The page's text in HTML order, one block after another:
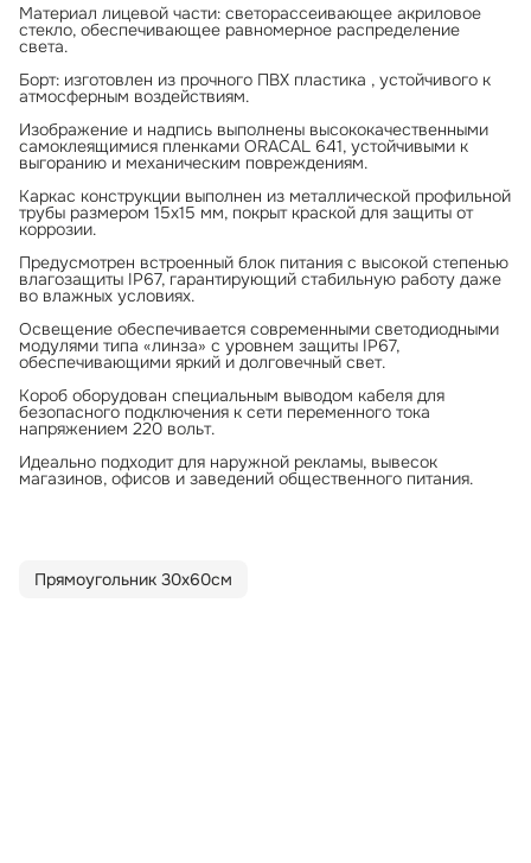
Материал лицевой части: светорассеивающее акриловое
стекло, обеспечивающее равномерное распределение
света.
Борт: изготовлен из прочного ПВХ пластика , устойчивого к
атмосферным воздействиям.
Изображение и надпись выполнены высококачественными
самоклеящимися пленками ORACAL 641, устойчивыми к
выгоранию и механическим повреждениям.
Каркас конструкции выполнен из металлической профильной
трубы размером 15x15 мм, покрыт краской для защиты от
коррозии.
Предусмотрен встроенный блок питания с высокой степенью
влагозащиты IP67, гарантирующий стабильную работу даже
во влажных условиях.
Освещение обеспечивается современными светодиодными
модулями типа «линза» с уровнем защиты IP67,
обеспечивающими яркий и долговечный свет.
Короб оборудован специальным выводом кабеля для
безопасного подключения к сети переменного тока
напряжением 220 вольт.
Идеально подходит для наружной рекламы, вывесок
магазинов, офисов и заведений общественного питания.
Прямоугольник 30х60см